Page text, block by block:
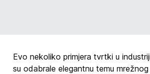
Evo nekoliko primjera tvrtki u
su odabrale elegantnu temu